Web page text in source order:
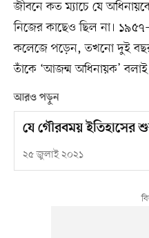
জীবনে কত ম্যাচে যে
নিজের কাছেও ছিল না।
কলেজে পড়েন, তখনো দুই
তাঁকে ‘আজন্ম অধিনায়ক’ বলাই
আরও পড়ুন
যে গৌরবময় ইতিহাসের
২৫ জুলাই ২০২১